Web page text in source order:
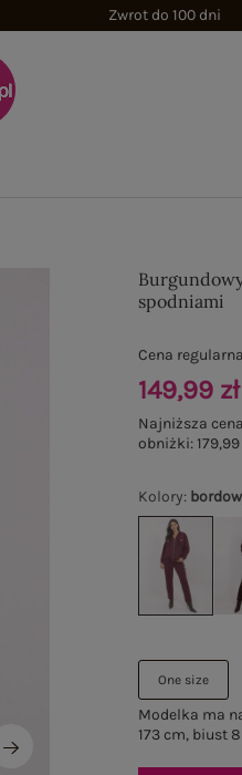
Zwrot do 100 dni
spodniami
Kolory:
One size
Modelka ma
173 cm, biust
Cena
149,99 zł
Najniższa
obniżki:179,99